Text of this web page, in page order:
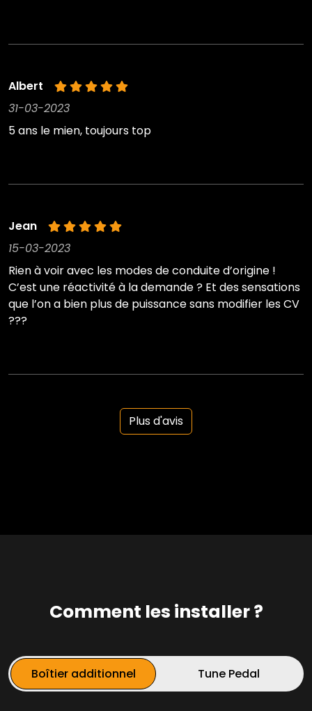
Albert
31-03-2023
5 ans le mien, toujours top
Jean
15-03-2023
Rien à voir avec les modes de conduite d’origine !
C’est une réactivité à la demande ? Et des sensations
que l’on a bien plus de puissance sans modifier les CV
???
Plus d'avis
Comment les installer ?
Boîtier additionnel Tune Pedal